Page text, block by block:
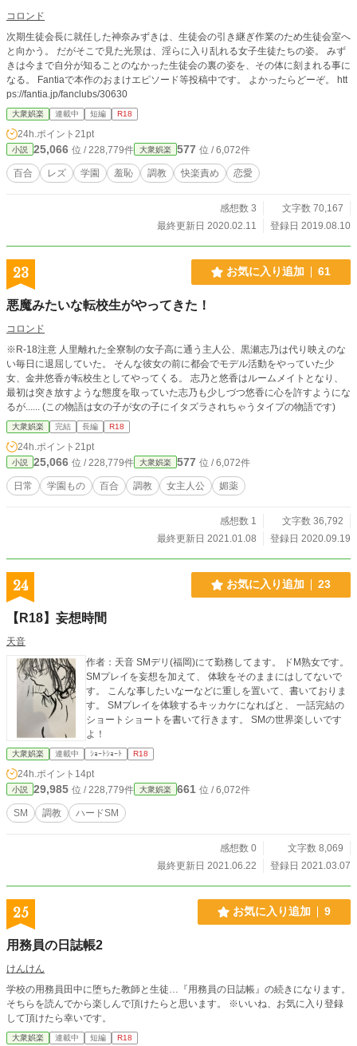
コロンド
次期生徒会長に就任した神奈みずきは、生徒会の引き継ぎ作業のため生徒会室へ
と向かう。 だがそこで見た光景は、淫らに入り乱れる女子生徒たちの姿。 みず
きは今まで自分が知ることのなかった生徒会の裏の姿を、その体に刻まれる事に
なる。 Fantiaで本作のおまけエピソード等投稿中です。 よかったらどーぞ。 htt
ps://fantia.jp/fanclubs/30630
大衆娯楽 連載中 短編 R18
24h.ポイント 21pt
小説 25,066 位 / 228,779件 大衆娯楽 577 位 / 6,072件
百合 レズ 学園 羞恥 調教 快楽責め 恋愛
感想数 3
文字数 70,167
最終更新日 2020.02.11
登録日 2019.08.10
23 お気に入り追加 61
悪魔みたいな転校生がやってきた！
コロンド
※R-18注意 人里離れた全寮制の女子高に通う主人公、黒瀬志乃は代り映えのな
い毎日に退屈していた。 そんな彼女の前に都会でモデル活動をやっていた少
女、金井悠香が転校生としてやってくる。 志乃と悠香はルームメイトとなり、
最初は突き放すような態度を取っていた志乃も少しづつ悠香に心を許すようにな
るが...... (この物語は女の子が女の子にイタズラされちゃうタイプの物語です)
大衆娯楽 完結 長編 R18
24h.ポイント 21pt
小説 25,066 位 / 228,779件 大衆娯楽 577 位 / 6,072件
日常 学園もの 百合 調教 女主人公 媚薬
感想数 1
文字数 36,792
最終更新日 2021.01.08
登録日 2020.09.19
24 お気に入り追加 23
【R18】妄想時間
天音
作者：天音 SMデリ(福岡)にて勤務してます。 ドM熟女です。
SMプレイを妄想を加えて、 体験をそのままにはしてないで
す。 こんな事したいなーなどに重しを置いて、書いておりま
す。 SMプレイを体験するキッカケになればと、 一話完結の
ショートショートを書いて行きます。 SMの世界楽しいです
よ！
大衆娯楽 連載中 ｼｮｰﾄｼｮｰﾄ R18
24h.ポイント 14pt
小説 29,985 位 / 228,779件 大衆娯楽 661 位 / 6,072件
SM 調教 ハードSM
感想数 0
文字数 8,069
最終更新日 2021.06.22
登録日 2021.03.07
25 お気に入り追加 9
用務員の日誌帳2
けんけん
学校の用務員田中に堕ちた教師と生徒…『用務員の日誌帳』の続きになります。
そちらを読んでから楽しんで頂けたらと思います。 ※いいね、お気に入り登録
して頂けたら幸いです。
大衆娯楽 連載中 短編 R18